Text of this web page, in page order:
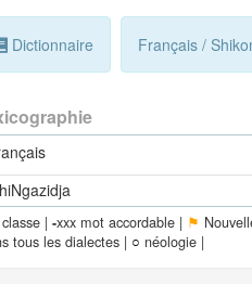
Dictionnaire Français /
classe | -xxx mot accordable | ⚑
tous les dialectes | ○ néologie |